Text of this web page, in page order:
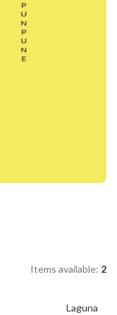
Items available: 2
Laguna